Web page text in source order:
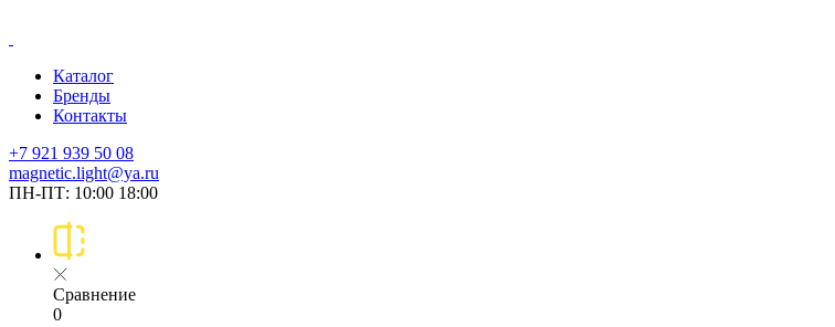
Каталог
Бренды
Контакты
+7 921 939 50 08
magnetic.light@ya.ru
ПН-ПТ: 10:00 18:00
Сравнение
0